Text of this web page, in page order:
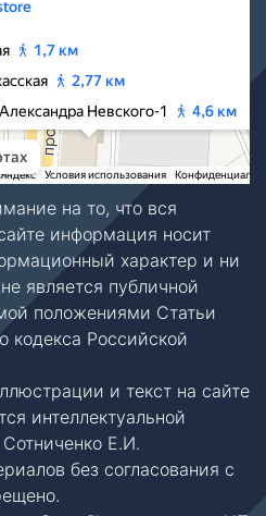
на то, что вся
информация носит
характер и ни
является публичной
положениями Статьи
кодекса Российской
и текст на сайте
интеллектуальной
Е.И.
без согласования с